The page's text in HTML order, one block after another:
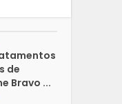
de
Bravo ...